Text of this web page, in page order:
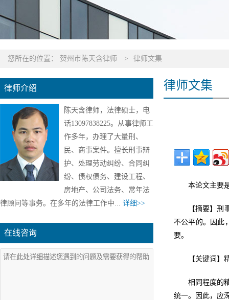
您所在的位置： 贺州市陈天含律师 > 律师文集
律师介绍
陈天含律师，法律硕士，电
话13097838225。从事律师工
作多年，办理了大量刑、
民、商事案件。擅长刑事辩
护、处理劳动纠纷、合同纠
纷、债权债务、建设工程、
房地产、公司法务、常年法
律顾问等事务。在多年的法律工作中... 详细>>
在线咨询
律师文集
本论文主要
【摘要】
不公平的。因此
要。
【关键词】
相同程度的
统一。因此，应